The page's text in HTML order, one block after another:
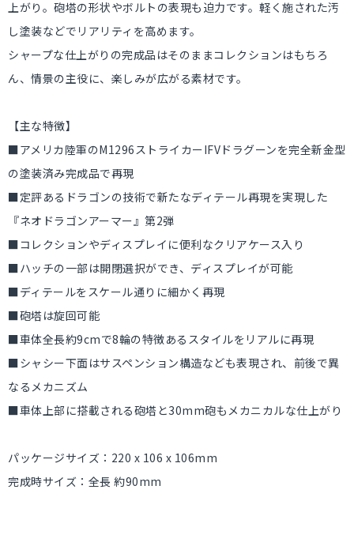
上がり。砲塔の形状やボルトの表現も迫力です。軽く施された汚
し塗装などでリアリティを高めます。
シャープな仕上がりの完成品はそのままコレクションはもちろ
ん、情景の主役に、楽しみが広がる素材です。
【主な特徴】
■アメリカ陸軍のM1296ストライカーIFVドラグーンを完全新金型
の塗装済み完成品で再現
■定評あるドラゴンの技術で新たなディテール再現を実現した
『ネオドラゴンアーマー』第2弾
■コレクションやディスプレイに便利なクリアケース入り
■ハッチの一部は開閉選択ができ、ディスプレイが可能
■ディテールをスケール通りに細かく再現
■砲塔は旋回可能
■車体全長約9cmで8輪の特徴あるスタイルをリアルに再現
■シャシー下面はサスペンション構造なども表現され、前後で異
なるメカニズム
■車体上部に搭載される砲塔と30mm砲もメカニカルな仕上がり
パッケージサイズ：220 x 106 x 106mm
完成時サイズ：全長 約90mm